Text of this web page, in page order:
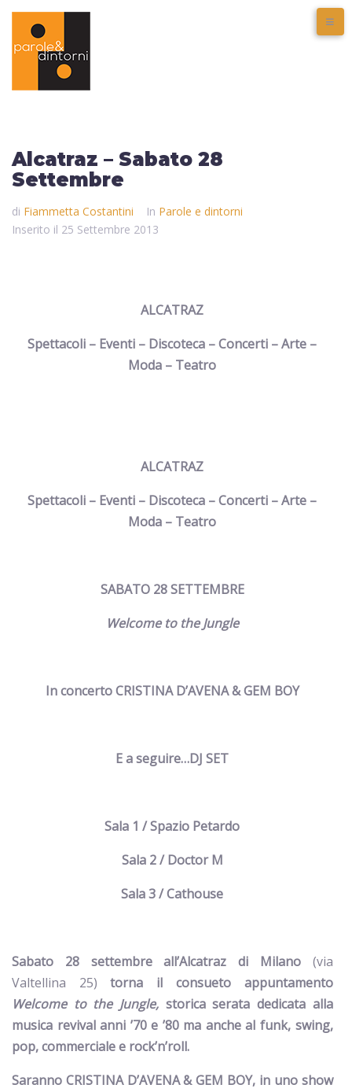
Alcatraz – Sabato 28
Settembre
di Fiammetta Costantini In Parole e dintorni
Inserito il 25 Settembre 2013
ALCATRAZ
Spettacoli – Eventi – Discoteca – Concerti – Arte –
Moda – Teatro
ALCATRAZ
Spettacoli – Eventi – Discoteca – Concerti – Arte –
Moda – Teatro
SABATO 28 SETTEMBRE
Welcome to the Jungle
In concerto CRISTINA D’AVENA & GEM BOY
E a seguire…DJ SET
Sala 1 / Spazio Petardo
Sala 2 / Doctor M
Sala 3 / Cathouse
Sabato 28 settembre all’Alcatraz di Milano(via
Valtellina 25)torna il consueto appuntamento
Welcome to the Jungle, storica serata dedicata alla
musica revival anni ’70 e ’80 ma anche al funk, swing,
pop, commerciale e rock’n’roll.
Saranno CRISTINA D’AVENA & GEM BOY, in uno show